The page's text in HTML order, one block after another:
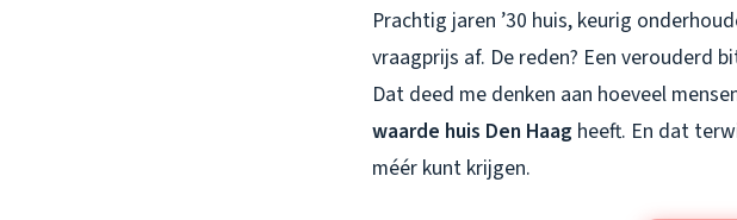
Prachtig jaren ’30 huis, keurig
vraagprijs af. De reden? Een verouderd
Dat deed me denken aan hoeveel
waarde huis Den Haag heeft. En dat
méér kunt krijgen.